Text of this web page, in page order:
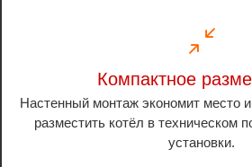
Компактное
Настенный монтаж экономит место и
разместить котёл в техническом
установки.